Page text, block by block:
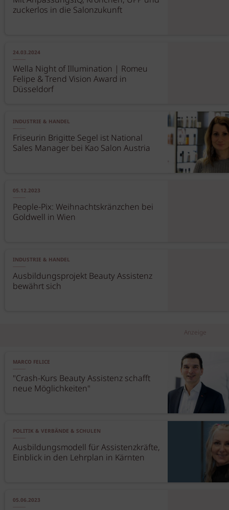
zuckerlos in die Salonzukunft
24.03.2024
Wella Night of Illumination | Romeu
Felipe & Trend Vision Award in
Düsseldorf
INDUSTRIE & HANDEL
Friseurin Brigitte Segel ist National
Sales Manager bei Kao Salon Austria
05.12.2023
People-Pix: Weihnachtskränzchen bei
Goldwell in Wien
INDUSTRIE & HANDEL
Ausbildungsprojekt Beauty Assistenz
bewährt sich
Anzeige
MARCO FELICE
"Crash-Kurs Beauty Assistenz schafft
neue Möglichkeiten"
POLITIK & VERBÄNDE & SCHULEN
Ausbildungsmodell für Assistenzkräfte,
Einblick in den Lehrplan in Kärnten
05.06.2023